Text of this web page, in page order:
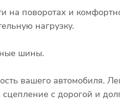
на поворотах и
нагрузку.
шины.
вашего автомобиля.
с дорогой и